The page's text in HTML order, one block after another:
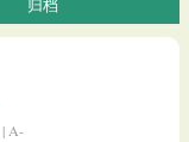
归档
|A-